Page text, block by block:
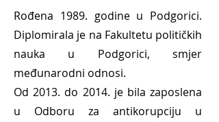
Rođena 1989. godine u Podgorici.
Diplomirala je na Fakultetu političkih
nauka u Podgorici, smjer
međunarodni odnosi.
Od 2013. do 2014. je bila zaposlena
u Odboru za antikorupciju u